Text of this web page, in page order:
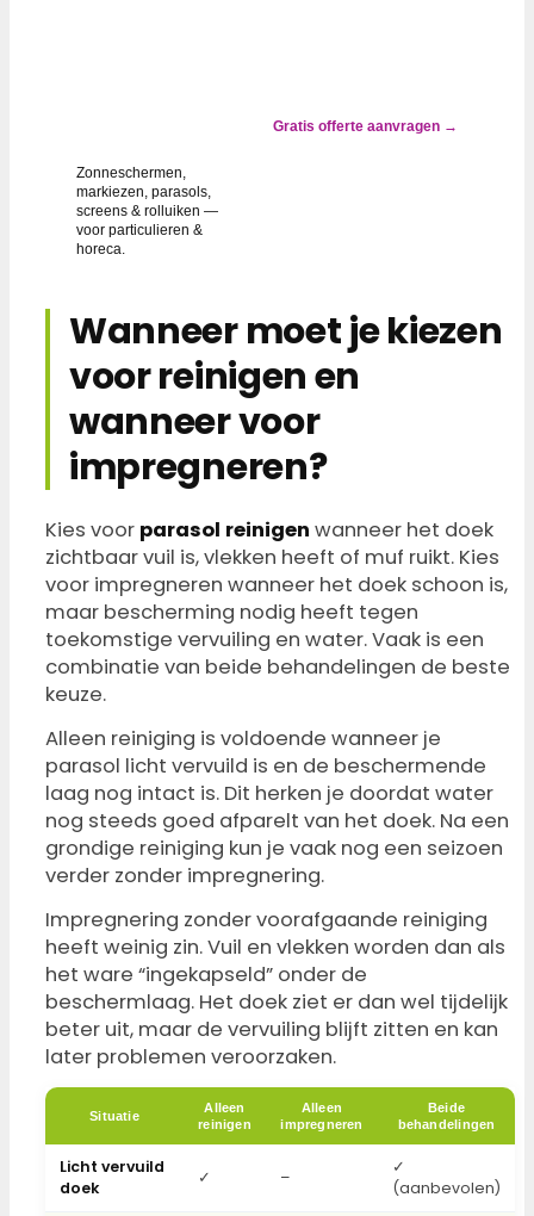
Zonneschermen,
markiezen, parasols,
screens & rolluiken —
voor particulieren &
horeca.
Gratis offerte aanvragen →
Wanneer moet je kiezen
voor reinigen en
wanneer voor
impregneren?
Kies voor parasol reinigen wanneer het doek
zichtbaar vuil is, vlekken heeft of muf ruikt. Kies
voor impregneren wanneer het doek schoon is,
maar bescherming nodig heeft tegen
toekomstige vervuiling en water. Vaak is een
combinatie van beide behandelingen de beste
keuze.
Alleen reiniging is voldoende wanneer je
parasol licht vervuild is en de beschermende
laag nog intact is. Dit herken je doordat water
nog steeds goed afparelt van het doek. Na een
grondige reiniging kun je vaak nog een seizoen
verder zonder impregnering.
Impregnering zonder voorafgaande reiniging
heeft weinig zin. Vuil en vlekken worden dan als
het ware “ingekapseld” onder de
beschermlaag. Het doek ziet er dan wel tijdelijk
beter uit, maar de vervuiling blijft zitten en kan
later problemen veroorzaken.
Situatie
Alleen
reinigen
Alleen
impregneren
Beide
behandelingen
Licht vervuild
doek
✓ –
✓
(aanbevolen)